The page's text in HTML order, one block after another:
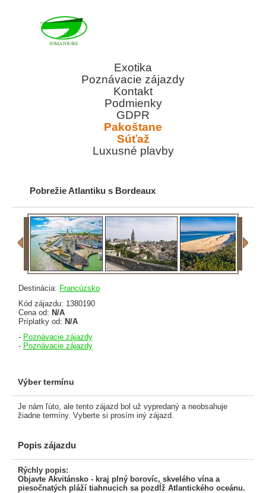
Exotika
Poznávacie zájazdy
Kontakt
Podmienky
GDPR
Pakoštane
Súťaž
Luxusné plavby
Pobrežie Atlantiku s Bordeaux
Destinácia: Francúzsko
Kód zájazdu: 1380190
Cena od: N/A
Príplatky od: N/A
- Poznávacie zájazdy
- Poznávacie zájazdy
Výber termínu
Je nám ľúto, ale tento zájazd bol už vypredaný a neobsahuje
žiadne termíny. Vyberte si prosím iný zájazd.
Popis zájazdu
Rýchly popis:
Objavte Akvitánsko - kraj plný borovíc, skvelého vína a
piesočnatých pláží tiahnucich sa pozdĺž Atlantického oceánu.